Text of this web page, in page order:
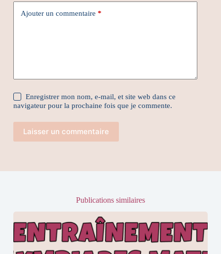
Ajouter un commentaire *
Enregistrer mon nom, e-mail, et site web dans ce
navigateur pour la prochaine fois que je commente.
Laisser un commentaire
Publications similaires